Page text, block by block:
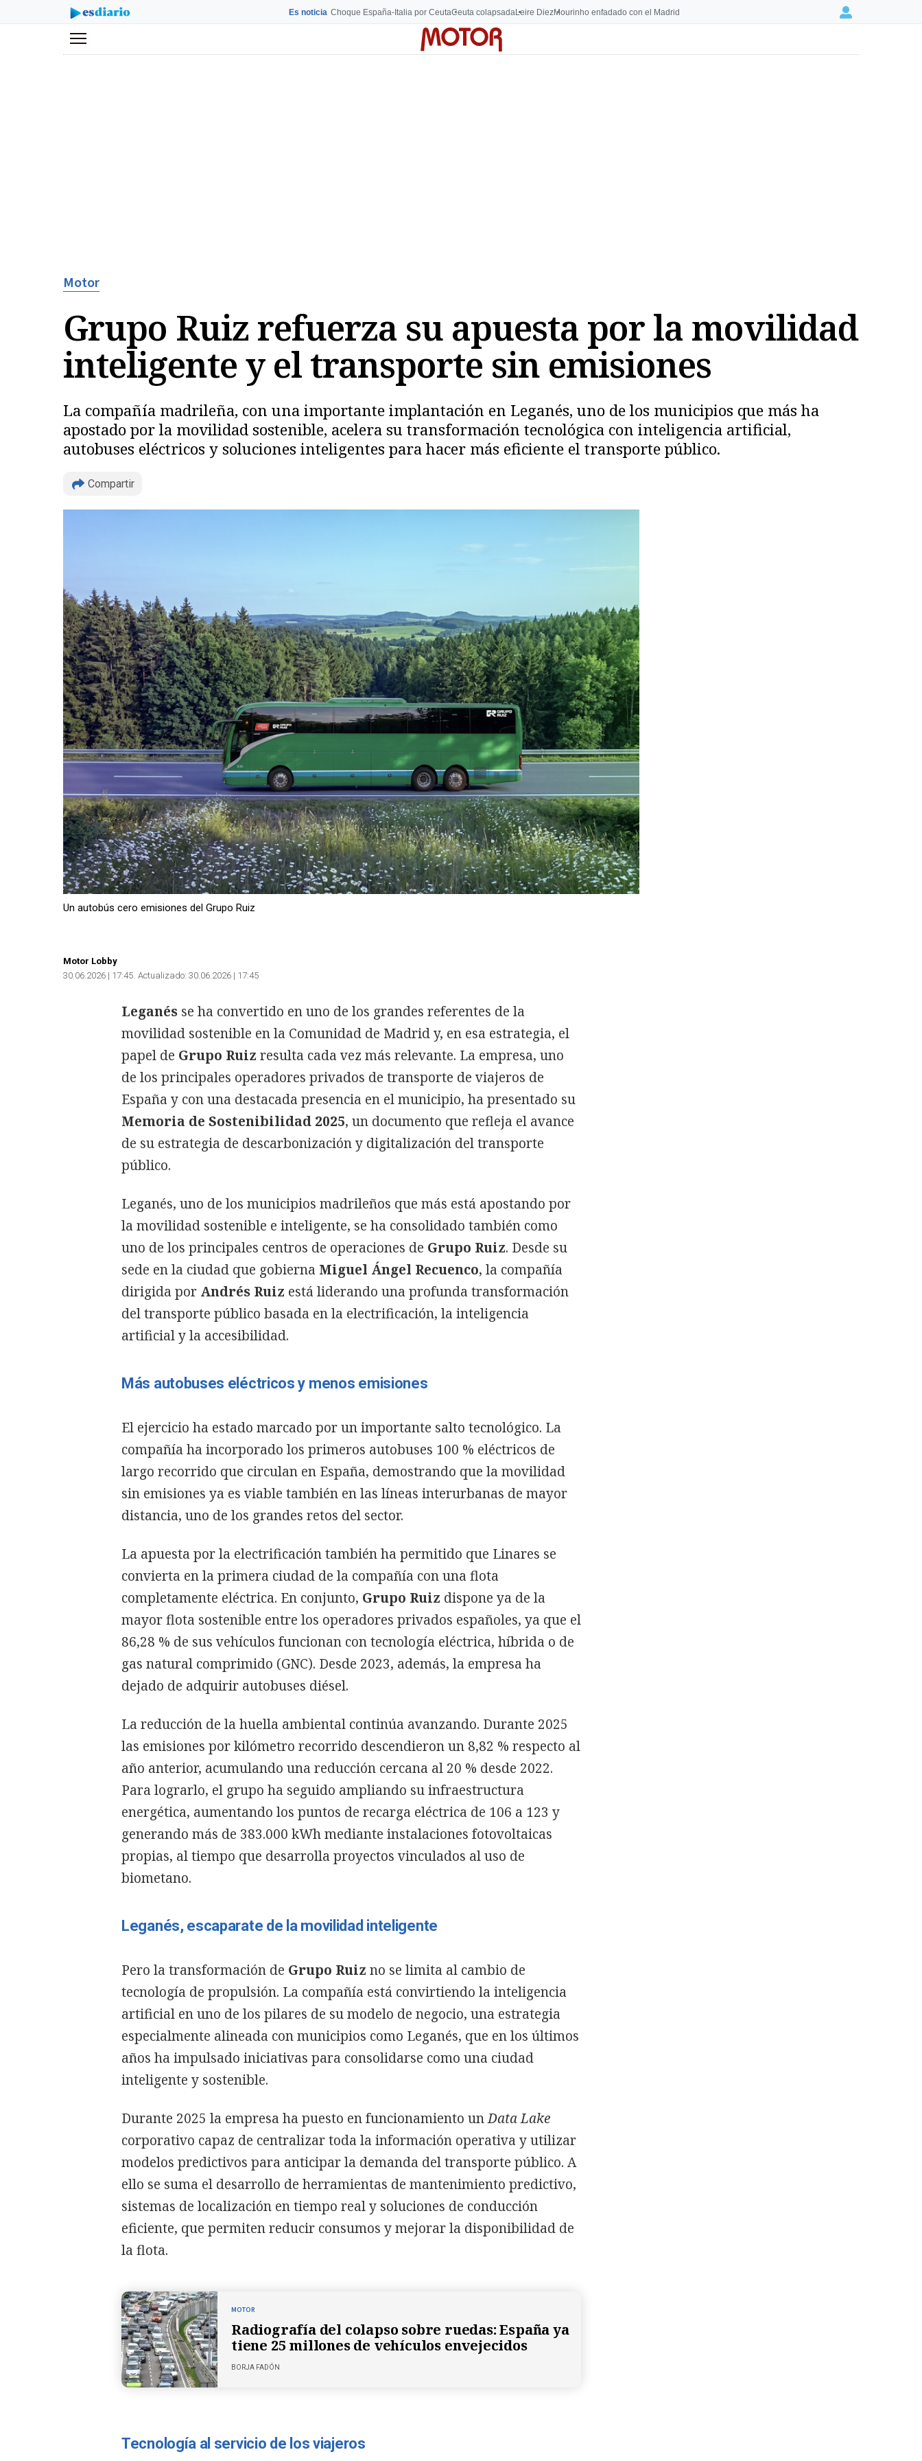
Es noticia Choque España-Italia por CeutaCeuta colapsadaLeire DiezMourinho enfadado con el Madrid Login
Menú
Motor
Grupo Ruiz refuerza su apuesta por la movilidad
inteligente y el transporte sin emisiones
La compañía madrileña, con una importante implantación en Leganés, uno de los municipios que más ha
apostado por la movilidad sostenible, acelera su transformación tecnológica con inteligencia artificial,
autobuses eléctricos y soluciones inteligentes para hacer más eficiente el transporte público.
Compartir
Un autobús cero emisiones del Grupo Ruiz
Motor Lobby
30.06.2026 | 17:45 Actualizado: 30.06.2026 | 17:45
Leganés se ha convertido en uno de los grandes referentes de la
movilidad sostenible en la Comunidad de Madrid y, en esa estrategia, el
papel de Grupo Ruiz resulta cada vez más relevante. La empresa, uno
de los principales operadores privados de transporte de viajeros de
España y con una destacada presencia en el municipio, ha presentado su
Memoria de Sostenibilidad 2025, un documento que refleja el avance
de su estrategia de descarbonización y digitalización del transporte
público.
Leganés, uno de los municipios madrileños que más está apostando por
la movilidad sostenible e inteligente, se ha consolidado también como
uno de los principales centros de operaciones de Grupo Ruiz. Desde su
sede en la ciudad que gobierna Miguel Ángel Recuenco, la compañía
dirigida por Andrés Ruiz está liderando una profunda transformación
del transporte público basada en la electrificación, la inteligencia
artificial y la accesibilidad.
Más autobuses eléctricos y menos emisiones
El ejercicio ha estado marcado por un importante salto tecnológico. La
compañía ha incorporado los primeros autobuses 100 % eléctricos de
largo recorrido que circulan en España, demostrando que la movilidad
sin emisiones ya es viable también en las líneas interurbanas de mayor
distancia, uno de los grandes retos del sector.
La apuesta por la electrificación también ha permitido que Linares se
convierta en la primera ciudad de la compañía con una flota
completamente eléctrica. En conjunto, Grupo Ruiz dispone ya de la
mayor flota sostenible entre los operadores privados españoles, ya que el
86,28 % de sus vehículos funcionan con tecnología eléctrica, híbrida o de
gas natural comprimido (GNC). Desde 2023, además, la empresa ha
dejado de adquirir autobuses diésel.
La reducción de la huella ambiental continúa avanzando. Durante 2025
las emisiones por kilómetro recorrido descendieron un 8,82 % respecto al
año anterior, acumulando una reducción cercana al 20 % desde 2022.
Para lograrlo, el grupo ha seguido ampliando su infraestructura
energética, aumentando los puntos de recarga eléctrica de 106 a 123 y
generando más de 383.000 kWh mediante instalaciones fotovoltaicas
propias, al tiempo que desarrolla proyectos vinculados al uso de
biometano.
Leganés, escaparate de la movilidad inteligente
Pero la transformación de Grupo Ruiz no se limita al cambio de
tecnología de propulsión. La compañía está convirtiendo la inteligencia
artificial en uno de los pilares de su modelo de negocio, una estrategia
especialmente alineada con municipios como Leganés, que en los últimos
años ha impulsado iniciativas para consolidarse como una ciudad
inteligente y sostenible.
Durante 2025 la empresa ha puesto en funcionamiento unData Lake
corporativo capaz de centralizar toda la información operativa y utilizar
modelos predictivos para anticipar la demanda del transporte público. A
ello se suma el desarrollo de herramientas de mantenimiento predictivo,
sistemas de localización en tiempo real y soluciones de conducción
eficiente, que permiten reducir consumos y mejorar la disponibilidad de
la flota.
MOTOR
Radiografía del colapso sobre ruedas: España ya
tiene 25 millones de vehículos envejecidos
BORJA FADÓN
Tecnología al servicio de los viajeros